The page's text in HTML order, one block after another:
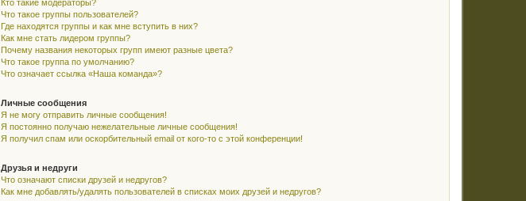
Кто такие модераторы?
Что такое группы пользователей?
Где находятся группы и как мне вступить в них?
Как мне стать лидером группы?
Почему названия некоторых групп имеют разные цвета?
Что такое группа по умолчанию?
Что означает ссылка «Наша команда»?
Личные сообщения
Я не могу отправить личные сообщения!
Я постоянно получаю нежелательные личные сообщения!
Я получил спам или оскорбительный email от кого-то с этой конференции!
Друзья и недруги
Что означают списки друзей и недругов?
Как мне добавлять/удалять пользователей в списках моих друзей и недругов?